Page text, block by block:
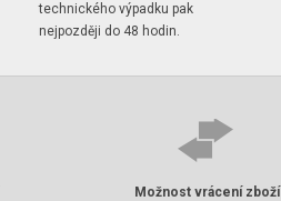
technického výpadku pak
nejpozději do 48 hodin.
Možnost vrácení zboží